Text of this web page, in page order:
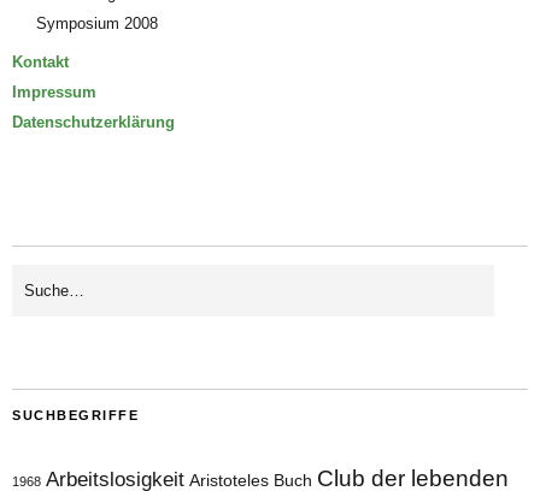
Symposium 2008
Kontakt
Impressum
Datenschutzerklärung
SUCHBEGRIFFE
1968 Arbeitslosigkeit Aristoteles Buch Club der lebenden